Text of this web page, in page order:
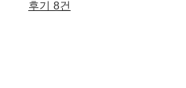
후기 8건